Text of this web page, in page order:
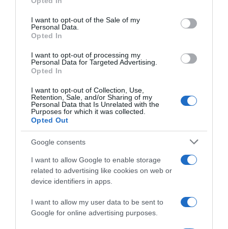
use your data for below specified purposes in below Google
consent section.
I want to opt-out of the Sale of my
Personal Data.
Opted In
I want to opt-out of processing my
Personal Data for Targeted Advertising.
Opted In
I want to opt-out of Collection, Use,
Retention, Sale, and/or Sharing of my
Personal Data that Is Unrelated with the
Purposes for which it was collected.
Opted Out
Google consents
I want to allow Google to enable storage
related to advertising like cookies on web or
device identifiers in apps.
I want to allow my user data to be sent to
Google for online advertising purposes.
ΔΙΕΘΝΗ
FT: Ο Ζελένσκι έστειλε μήνυμα στον Πούτιν
Τι αναφέρουν πηγές που γνωρίζουν την υπόθεση
07.06.2026 - 20:28